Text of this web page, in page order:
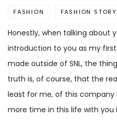
FASHION FASHION STORY
Honestly, when talking about
introduction to you as my
made outside of SNL, the
truth is, of course, that the
least for me, of this company
more time in this life with you